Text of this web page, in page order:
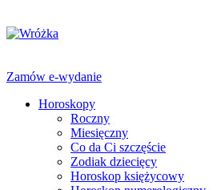
Zamów e-wydanie
Horoskopy
Roczny
Miesięczny
Co da Ci szczęście
Zodiak dziecięcy
Horoskop księżycowy